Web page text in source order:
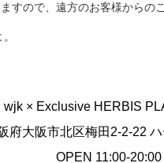
すので、遠方のお客様からの
wjk × Exclusive HERBIS
府大阪市北区梅田2-2-22
OPEN 11:00-20:00